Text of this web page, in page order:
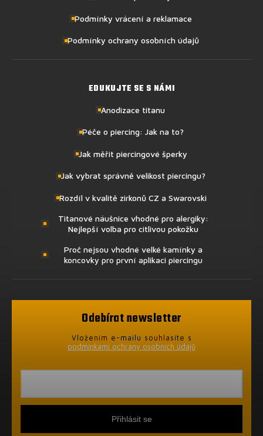
Podmínky vrácení a reklamace
Podmínky ochrany osobních údajů
EDUKUJTE SE S NÁMI
Anodizace titanu
Péče o piercing: Jak na to?
Jak měřit piercingové šperky
Jak vybrat správně velikost piercingu?
Rozdíl v kvalitě zirkonů CZ a Swarovski
Titanové náušnice vhodné pro alergiky:
Nejlepší volba pro citlivou pokožku
Proč nejsou vhodné velké kamínky a
koncovky pro první aplikaci piercingu
Odebírat newsletter
Vložením e-mailu souhlasíte s
podmínkami ochrany osobních údajů
Přihlásit se